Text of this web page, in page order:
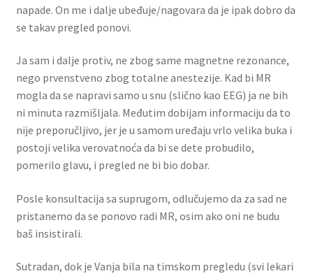
napade. On me i dalje ubeđuje/nagovara da je ipak dobro da
se takav pregled ponovi.
Ja sam i dalje protiv, ne zbog same magnetne rezonance,
nego prvenstveno zbog totalne anestezije. Kad bi MR
mogla da se napravi samo u snu (slično kao EEG) ja ne bih
ni minuta razmišljala. Međutim dobijam informaciju da to
nije preporučljivo, jer je u samom uređaju vrlo velika buka i
postoji velika verovatnoća da bi se dete probudilo,
pomerilo glavu, i pregled ne bi bio dobar.
Posle konsultacija sa suprugom, odlučujemo da za sad ne
pristanemo da se ponovo radi MR, osim ako oni ne budu
baš insistirali.
Sutradan, dok je Vanja bila na timskom pregledu (svi lekari